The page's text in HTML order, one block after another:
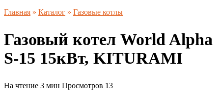
Главная » Каталог » Газовые котлы
Газовый котел World Alpha
S-15 15кВт, KITURAMI
На чтение 3 мин Просмотров 13